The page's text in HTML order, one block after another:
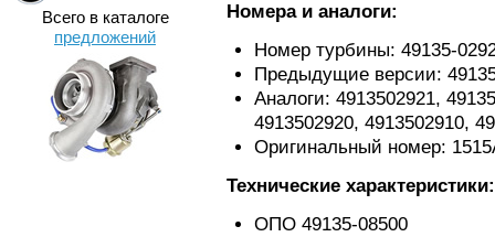
Всего в каталоге
предложений
Номера и аналоги:
Номер турбины: 49135-
Предыдущие версии:
Аналоги: 4913502921,
4913502920, 4913502910,
Оригинальный номер:
Технические характеристики:
ОПО 49135-08500